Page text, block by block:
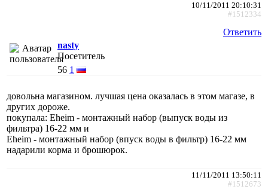
10/11/2011 20:10:31
#1512334
Ответить
nasty
Посетитель
56 1
довольна магазином. лучшая цена оказалась в этом магазе, в
других дороже.
покупала: Eheim - монтажный набор (выпуск воды из
фильтра) 16-22 мм и
Eheim - монтажный набор (впуск воды в фильтр) 16-22 мм
надарили корма и брошюрок.
11/11/2011 13:50:11
#1512673